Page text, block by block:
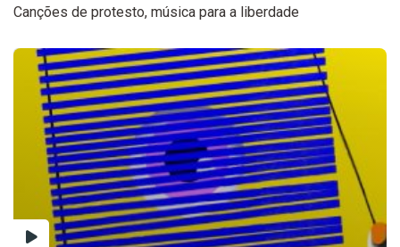
Canções de protesto, música para a liberdade